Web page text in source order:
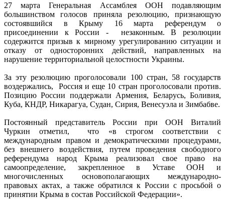
27 марта Генеральная Ассамблея ООН подавляющим
большинством голосов приняла резолюцию, признающую
состоявшийся в Крыму 16 марта референдум о
присоединении к России - незаконным. В резолюции
содержится призыв к мирному урегулированию ситуации и
отказу от односторонних действий, направленных на
нарушение территориальной целостности Украины.
За эту резолюцию проголосовали 100 стран, 58 государств
воздержались, Россия и еще 10 стран проголосовали против.
Позицию России поддержали Армения, Беларусь, Боливия,
Куба, КНДР, Никарагуа, Судан, Сирия, Венесуэла и Зимбабве.
Постоянный представитель России при ООН Виталий
Чуркин отметил, что «в строгом соответствии с
международным правом и демократическими процедурами,
без внешнего воздействия, путем проведения свободного
референдума народ Крыма реализовал свое право на
самоопределение, закрепленное в Уставе ООН и
многочисленных основополагающих международно-
правовых актах, а также обратился к России с просьбой о
принятии Крыма в состав Российской Федерации».